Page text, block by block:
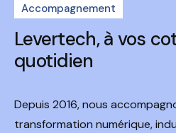
Accompagnement
Levertech, à vos
quotidien
Depuis 2016, nous
transformation numérique,